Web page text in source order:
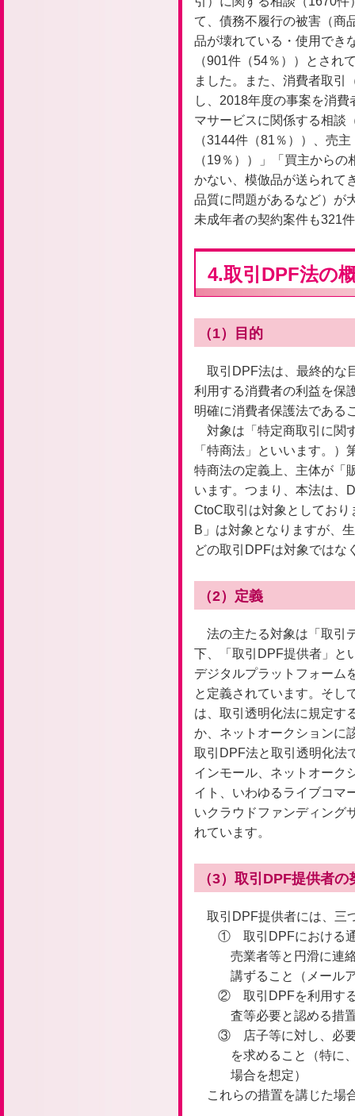
て、債務不履行の被害（商
品が壊れている・使用でき
（901件（54％））とされ
ました。また、消費者取引
し、2018年度の事案を消
マサービスに関係する相談
（3144件（81％））、売
（19％））」「買主から
かない、模倣品が送られて
品質に問題があるなど）が
未成年者の契約案件も321
4.取引DPF法の
（1）目的
取引DPF法は、最終的な
利用する消費者の利益を保
明確に消費者保護法である
対象は「特定商取引に関
「特商法」といいます。
特商法の定義上、主体が「
います。つまり、本法は、
CtoC取引は対象としてお
B」は対象となりますが、
どの取引DPFは対象ではな
（2）定義
法の主たる対象は「取引
下、「取引DPF提供者」と
デジタルプラットフォーム
と定義されています。そし
は、取引透明化法に規定す
か、ネットオークションに
取引DPF法と取引透明化法
インモール、ネットオーク
イト、いわゆるライブコマ
いクラウドファンディング
れています。
（3）取引DPF提供者の
取引DPF提供者には、三
① 取引DPFにおける通
売業者等と円滑に連
講ずること（メール
② 取引DPFを利用する
査等必要と認める措
③ 店子等に対し、必要
を求めること（特に
場合を想定）
これらの措置を講じた場